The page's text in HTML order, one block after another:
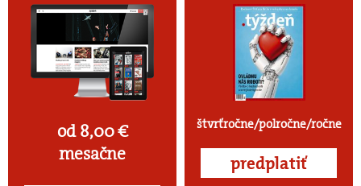
od 8,00 €
mesačne
štvrťročne/polročne/ročne
predplatiť